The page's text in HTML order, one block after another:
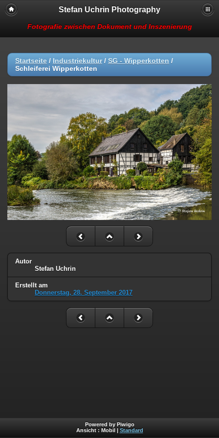
Stefan Uchrin Photography
Fotografie zwischen Dokument und Inszenierung
Startseite / Industriekultur/ SG - Wipperkotten /
Schleiferei Wipperkotten
Autor
Stefan Uchrin
Erstellt am
Donnerstag, 28. September 2017
Powered by Piwigo
Ansicht : Mobil Standard